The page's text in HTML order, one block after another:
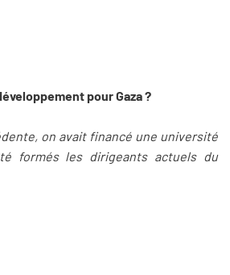
pour Gaza ?
on avait financé une université
formés les dirigeants actuels du